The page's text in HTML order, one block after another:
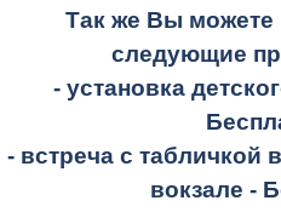
Так же Вы можете
следующие
- установка
- встреча с табличкой
вокзале -